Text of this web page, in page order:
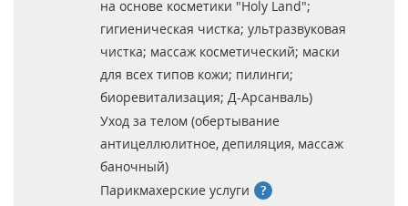
на основе косметики "Holy Land";
гигиеническая чистка; ультразвуковая
чистка; массаж косметический; маски
для всех типов кожи; пилинги;
биоревитализация; Д-Арсанваль)
Уход за телом (обертывание
антицеллюлитное, депиляция, массаж
баночный)
Парикмахерские услуги